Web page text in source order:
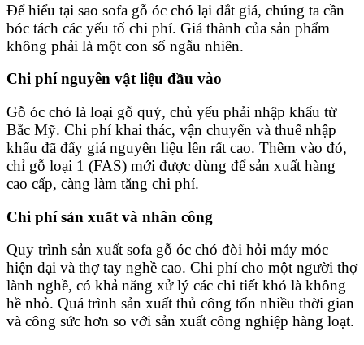
Để hiểu tại sao sofa gỗ óc chó lại đắt giá, chúng ta cần
bóc tách các yếu tố chi phí. Giá thành của sản phẩm
không phải là một con số ngẫu nhiên.
Chi phí nguyên vật liệu đầu vào
Gỗ óc chó là loại gỗ quý, chủ yếu phải nhập khẩu từ
Bắc Mỹ. Chi phí khai thác, vận chuyển và thuế nhập
khẩu đã đẩy giá nguyên liệu lên rất cao. Thêm vào đó,
chỉ gỗ loại 1 (FAS) mới được dùng để sản xuất hàng
cao cấp, càng làm tăng chi phí.
Chi phí sản xuất và nhân công
Quy trình sản xuất sofa gỗ óc chó đòi hỏi máy móc
hiện đại và thợ tay nghề cao. Chi phí cho một người thợ
lành nghề, có khả năng xử lý các chi tiết khó là không
hề nhỏ. Quá trình sản xuất thủ công tốn nhiều thời gian
và công sức hơn so với sản xuất công nghiệp hàng loạt.